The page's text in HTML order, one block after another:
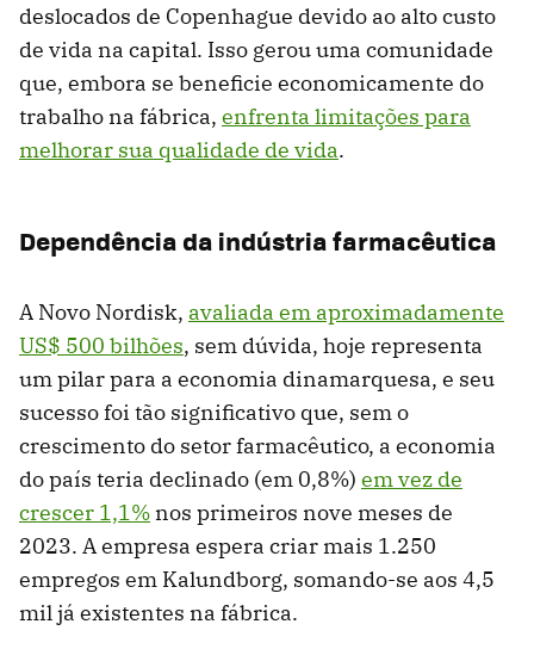
deslocados de Copenhague devido ao alto custo
de vida na capital. Isso gerou uma comunidade
que, embora se beneficie economicamente do
trabalho na fábrica, enfrenta limitações para
melhorar sua qualidade de vida.
Dependência da indústria farmacêutica
A Novo Nordisk, avaliada em aproximadamente
US$ 500 bilhões, sem dúvida, hoje representa
um pilar para a economia dinamarquesa, e seu
sucesso foi tão significativo que, sem o
crescimento do setor farmacêutico, a economia
do país teria declinado (em 0,8%) em vez de
crescer 1,1% nos primeiros nove meses de
2023. A empresa espera criar mais 1.250
empregos em Kalundborg, somando-se aos 4,5
mil já existentes na fábrica.